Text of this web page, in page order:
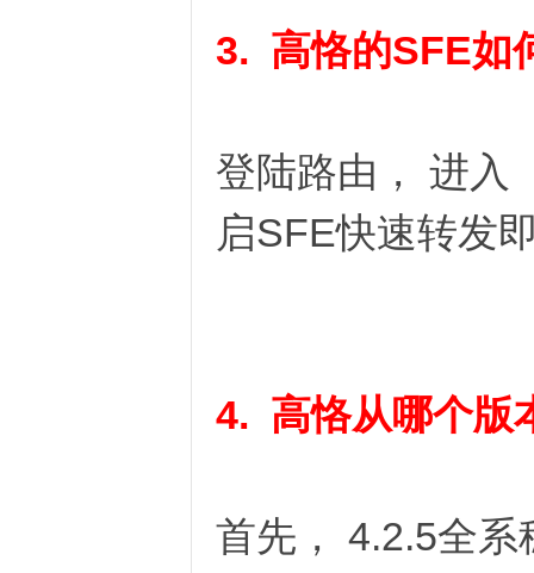
3. 高恪的SFE如
登陆路由， 进入
启SFE快速转发
4. 高恪从哪个版
首先， 4.2.5全